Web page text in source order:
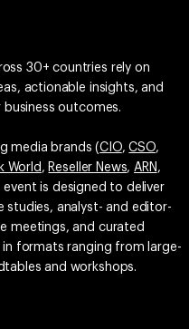
30+ countries rely on
actionable insights, and
outcomes.
media brands (CIO,CSO,
World , Reseller News,ARN ,
event is designed to deliver
studies, analyst- and editor-
meetings, and curated
formats ranging from large-
and workshops.